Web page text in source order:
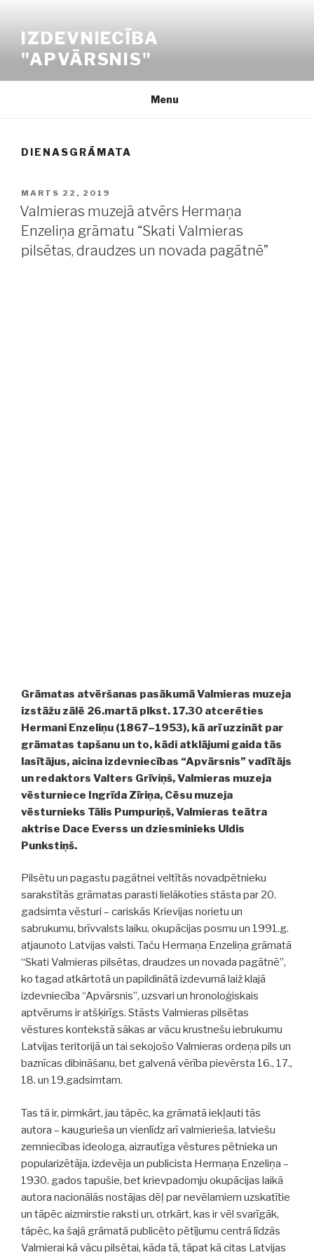
contentIZDEVNIECĪBA
"APVĀRSNIS"
Menu
DIENASGRĀMATA
POSTED
ON
MARTS 22, 2019
Valmieras muzejā atvērs Hermaņa
Enzeliņa grāmatu “Skati Valmieras
pilsētas, draudzes un novada pagātnē”
Grāmatas atvēršanas pasākumā Valmieras muzeja
izstāžu zālē 26.martā plkst. 17.30 atcerēties
Hermani Enzeliņu (1867–1953), kā arī uzzināt par
grāmatas tapšanu un to, kādi atklājumi gaida tās
lasītājus, aicina izdevniecības “Apvārsnis” vadītājs
un redaktors Valters Grīviņš, Valmieras muzeja
vēsturniece Ingrīda Zīriņa, Cēsu muzeja
vēsturnieks Tālis Pumpuriņš, Valmieras teātra
aktrise Dace Everss un dziesminieks Uldis
Punkstiņš.
Pilsētu un pagastu pagātnei veltītās novadpētnieku
sarakstītās grāmatas parasti lielākoties stāsta par 20.
gadsimta vēsturi – cariskās Krievijas norietu un
sabrukumu, brīvvalsts laiku, okupācijas posmu un 1991.g.
atjaunoto Latvijas valsti. Taču Hermaņa Enzeliņa grāmatā
“Skati Valmieras pilsētas, draudzes un novada pagātnē”,
ko tagad atkārtotā un papildinātā izdevumā laiž klajā
izdevniecība “Apvārsnis”, uzsvari un hronoloģiskais
aptvērums ir atšķirīgs. Stāsts Valmieras pilsētas
vēstures kontekstā sākas ar vācu krustnešu iebrukumu
Latvijas teritorijā un tai sekojošo Valmieras ordeņa pils un
baznīcas dibināšanu, bet galvenā vērība pievērsta 16., 17.,
18. un 19.gadsimtam.
Tas tā ir, pirmkārt, jau tāpēc, ka grāmatā iekļauti tās
autora – kaugurieša un vienlīdz arī valmierieša, latviešu
zemniecības ideologa, aizrautīga vēstures pētnieka un
popularizētāja, izdevēja un publicista Hermaņa Enzeliņa –
1930. gados tapušie, bet krievpadomju okupācijas laikā
autora nacionālās nostājas dēļ par nevēlamiem uzskatītie
un tāpēc aizmirstie raksti un, otrkārt, kas ir vēl svarīgāk,
tāpēc, ka šajā grāmatā publicēto pētījumu centrā līdzās
Valmierai kā vācu pilsētai, kāda tā, tāpat kā citas Latvijas